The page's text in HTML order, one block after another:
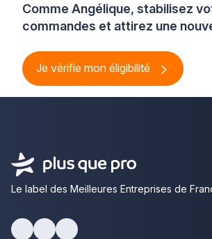
Comme Angélique, stabilisez
commandes et attirez une
Je vérifie mon éligibilité
Le label des Meilleures Entreprises de